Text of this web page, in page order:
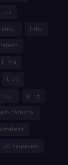
folia
Lima
Live
MPB
carnaval
zé vaqueiro